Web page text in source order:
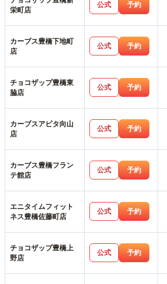
栄町店
公式 予約
カーブス豊橋下地町
店
公式 予約
チョコザップ豊橋東
脇店
公式 予約
カーブスアピタ向山
店
公式 予約
カーブス豊橋フラン
テ館店
公式 予約
エニタイムフィット
ネス豊橋佐藤町店
公式 予約
チョコザップ豊橋上
野店
公式 予約